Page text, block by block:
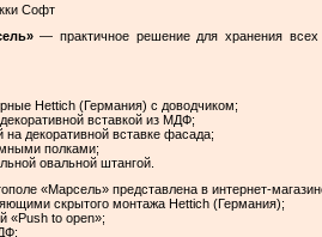
Софт
— практичное решение для хранения всех
Hettich (Германия) с доводчиком;
вставкой из МДФ;
декоративной вставке фасада;
полками;
овальной штангой.
«Марсель» представлена в интернет-
скрытого монтажа Hettich (Германия);
«Push to open»;